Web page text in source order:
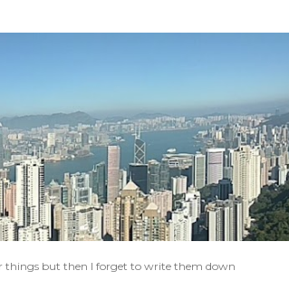
things but then I forget to write them down